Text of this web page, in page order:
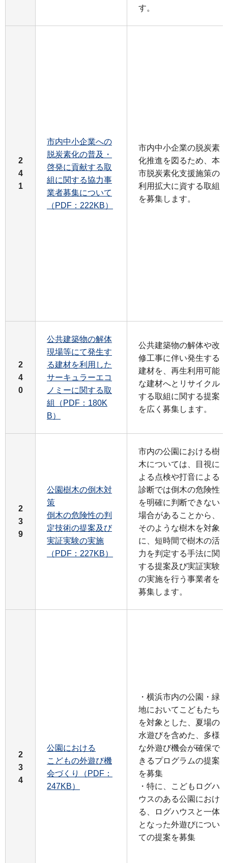
す。
2
4
1
市内中小企業への
脱炭素化の普及・
啓発に貢献する取
組に関する協力事
業者募集について
（PDF：222KB）
市内中小企業の脱炭素
化推進を図るため、本
市脱炭素化支援施策の
利用拡大に資する取組
を募集します。
2
4
0
公共建築物の解体
現場等にて発生す
る建材を利用した
サーキュラーエコ
ノミーに関する取
組（PDF：180K
B）
公共建築物の解体や改
修工事に伴い発生する
建材を、再生利用可能
な建材へとリサイクル
する取組に関する提案
を広く募集します。
2
3
9
公園樹木の倒木対
策
倒木の危険性の判
定技術の提案及び
実証実験の実施
（PDF：227KB）
市内の公園における樹
木については、目視に
よる点検や打音による
診断では倒木の危険性
を明確に判断できない
場合があることから、
そのような樹木を対象
に、短時間で樹木の活
力を判定する手法に関
する提案及び実証実験
の実施を行う事業者を
募集します。
2
3
4
公園における
こどもの外遊び機
会づくり（PDF：
247KB）
・横浜市内の公園・緑
地においてこどもたち
を対象とした、夏場の
水遊びを含めた、多様
な外遊び機会が確保で
きるプログラムの提案
を募集
・特に、こどもログハ
ウスのある公園におけ
る、ログハウスと一体
となった外遊びについ
ての提案を募集